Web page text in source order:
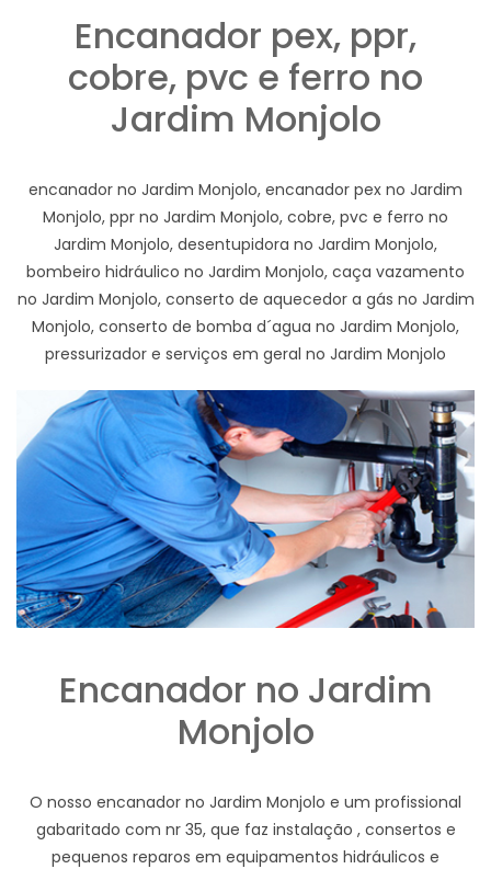
Encanador pex, ppr,
cobre, pvc e ferro no
Jardim Monjolo
encanador no Jardim Monjolo, encanador pex no Jardim
Monjolo, ppr no Jardim Monjolo, cobre, pvc e ferro no
Jardim Monjolo, desentupidora no Jardim Monjolo,
bombeiro hidráulico no Jardim Monjolo, caça vazamento
no Jardim Monjolo, conserto de aquecedor a gás no Jardim
Monjolo, conserto de bomba d´agua no Jardim Monjolo,
pressurizador e serviços em geral no Jardim Monjolo
Encanador no Jardim
Monjolo
O nosso encanador no Jardim Monjolo e um profissional
gabaritado com nr 35, que faz instalação , consertos e
pequenos reparos em equipamentos hidráulicos e